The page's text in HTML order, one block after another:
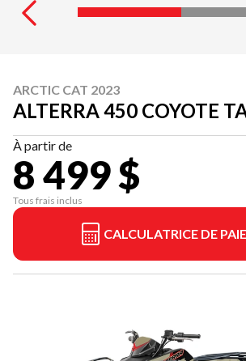
ARCTIC CAT 2023
ALTERRA 450 COYOTE
À partir de
8 499 $
Tous frais inclus
CALCULATRICE DE